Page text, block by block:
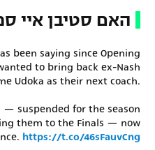
תקנון עבור פעילות ספורט 1 – "מרלן"
גיימינג E-Sports
תנאי שימוש
מדיניות פרטיות
תקנון פעילות ספורט 1
אומנויות לחימה
גיימינג E-Sports
האם סטיבן איי
been saying since Opening
to bring back ex-Nash
Udoka as their next coach.
suspended for the season
them to the Finals — now
https://t.co/46sFauvCng